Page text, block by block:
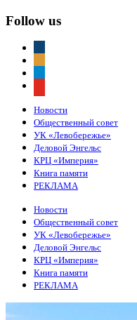
Follow us
Новости
Общественный совет
УК «Левобережье»
Деловой Энгельс
КРЦ «Империя»
Книга памяти
РЕКЛАМА
Новости
Общественный совет
УК «Левобережье»
Деловой Энгельс
КРЦ «Империя»
Книга памяти
РЕКЛАМА